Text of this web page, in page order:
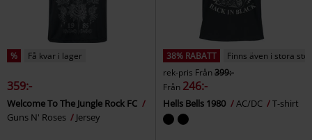
% Få kvar i lager
359:-
Welcome To The Jungle Rock FC
Guns N' Roses
Jersey
38% RABATT
Finns även i stora
rek-pris Från399:-
Från 246:-
Hells Bells 1980 AC/DC T-shirt